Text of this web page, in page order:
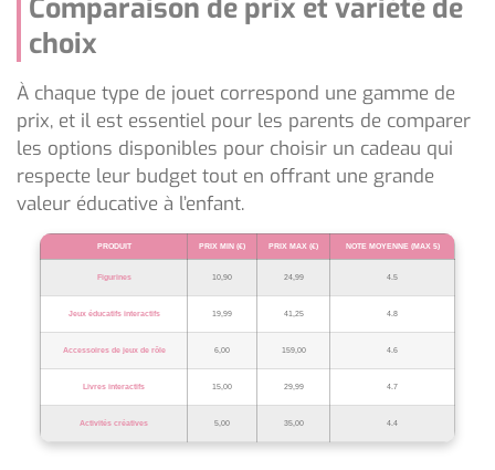
Comparaison de prix et variété de
choix
À chaque type de jouet correspond une gamme de
prix, et il est essentiel pour les parents de comparer
les options disponibles pour choisir un cadeau qui
respecte leur budget tout en offrant une grande
valeur éducative à l’enfant.
PRODUIT PRIX MIN (€) PRIX MAX (€) NOTE MOYENNE (MAX 5)
Figurines 10,90 24,99 4.5
Jeux éducatifs interactifs 19,99 41,25 4.8
Accessoires de jeux de rôle 6,00 159,00 4.6
Livres interactifs 15,00 29,99 4.7
Activités créatives 5,00 35,00 4.4